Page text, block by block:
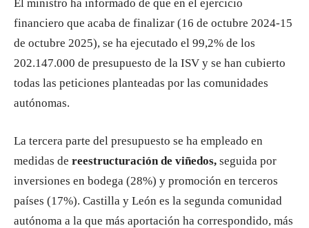
El ministro ha informado de que en el ejercicio
financiero que acaba de finalizar (16 de octubre 2024-15
de octubre 2025), se ha ejecutado el 99,2% de los
202.147.000 de presupuesto de la ISV y se han cubierto
todas las peticiones planteadas por las comunidades
autónomas.
La tercera parte del presupuesto se ha empleado en
medidas de reestructuración de viñedos, seguida por
inversiones en bodega (28%) y promoción en terceros
países (17%). Castilla y León es la segunda comunidad
autónoma a la que más aportación ha correspondido, más